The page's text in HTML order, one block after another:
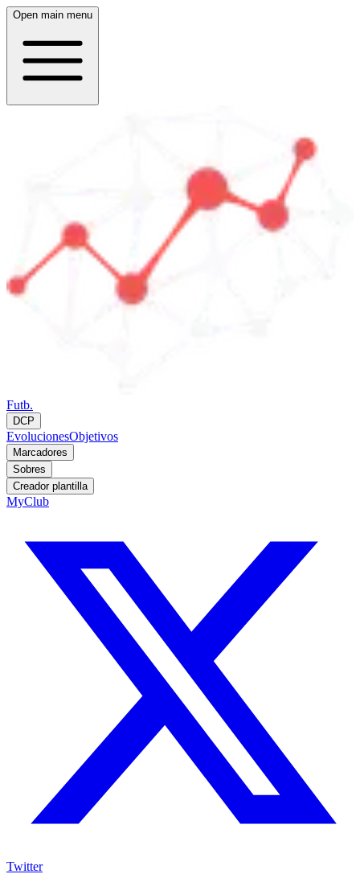
Open main menu
Futb.
DCP
EvolucionesObjetivos
Marcadores
Sobres
Creador plantilla
MyClub
Twitter